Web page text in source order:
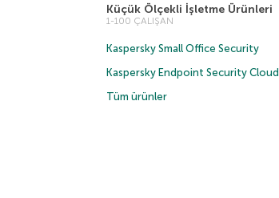
Küçük Ölçekli İşletme Ürünleri
1-100 ÇALIŞAN
Kaspersky Small Office Security
Kaspersky Endpoint Security Cloud
Tüm ürünler